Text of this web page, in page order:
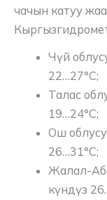
чачын катуу
Чүй
22…27°C;
Талас
19…24°C;
Ош
26…31°C;
Жалал-
күндүз